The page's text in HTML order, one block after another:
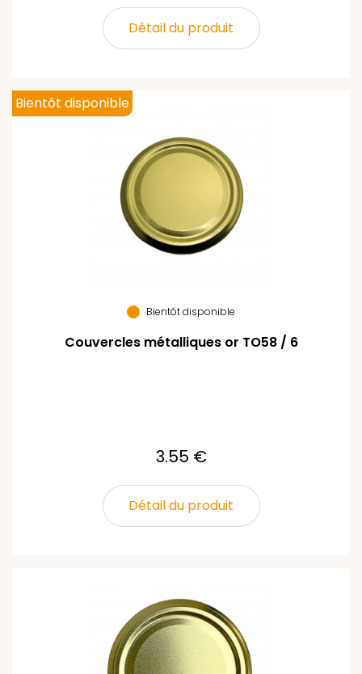
Détail du produit
Bientôt disponible
Couvercles métalliques or TO58 / 6
3.55 €
Détail du produit
Bientôt disponible